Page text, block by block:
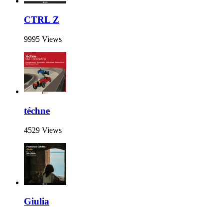
CTRL Z
9995 Views
téchne
4529 Views
Giulia